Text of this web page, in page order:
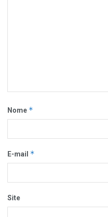
Nome *
E-mail *
Site